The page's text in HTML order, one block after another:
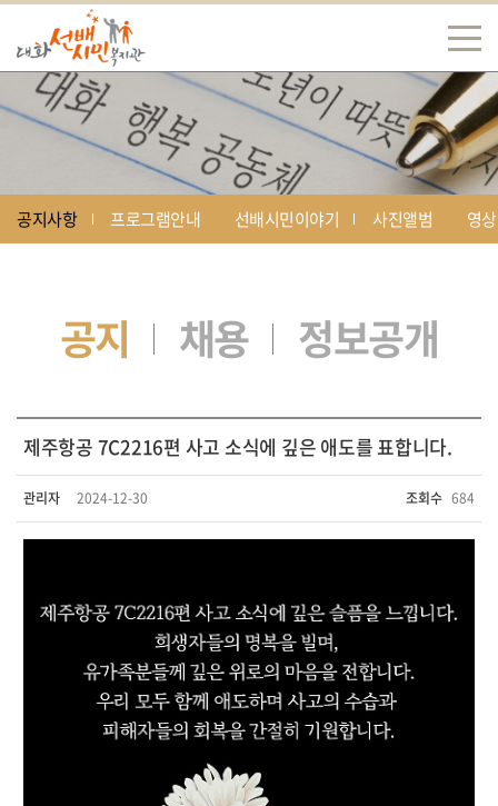
공지사항 프로그램안내 선배시민이야기 사진앨범 영
공지 채용 정보공개
제주항공 7C2216편 사고 소식에 깊은 애도를 표합니다.
관리자 2024-12-30 조회수 684